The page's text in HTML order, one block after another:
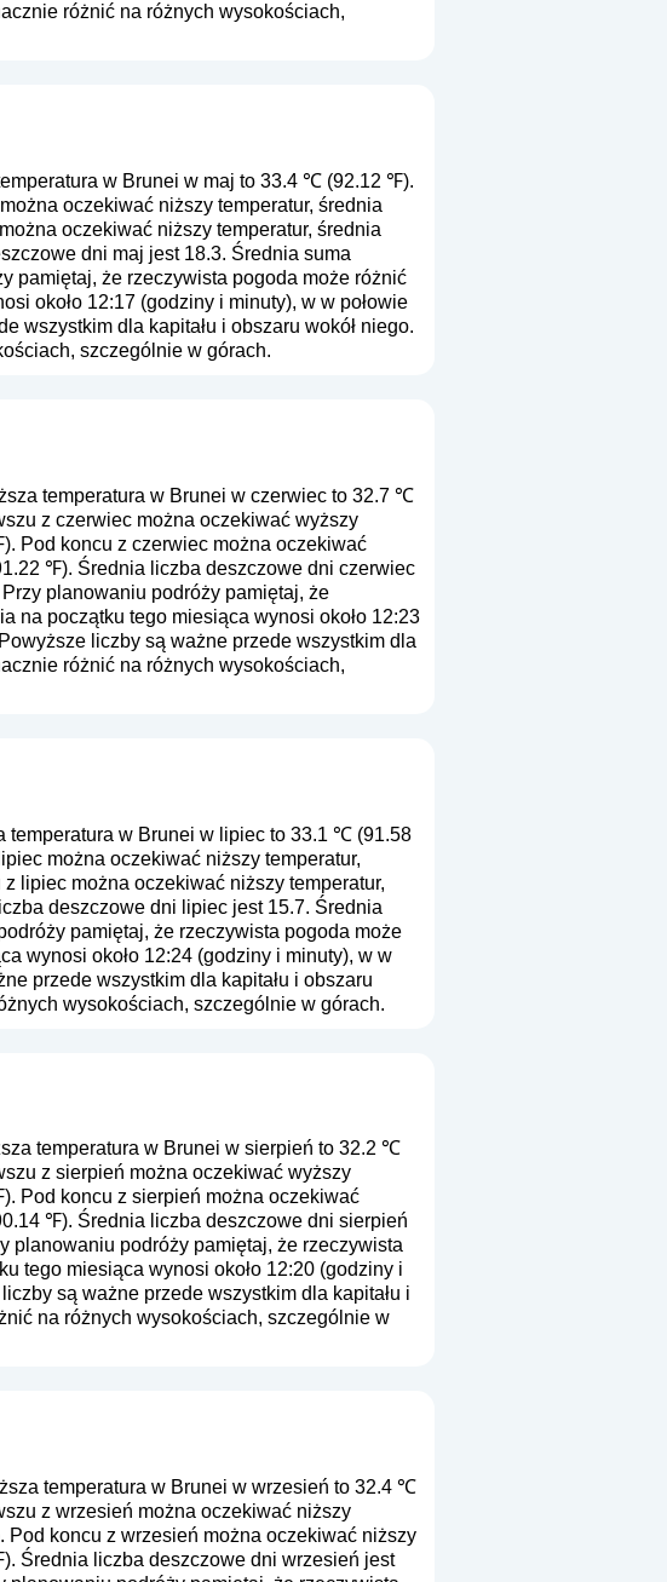
różnić na różnych wysokościach,
w Brunei w maj to 33.4 ℃ (92.12 ℉).
oczekiwać niższy temperatur, średnia
oczekiwać niższy temperatur, średnia
dni maj jest 18.3. Średnia suma
pamiętaj, że rzeczywista pogoda może różnić
około 12:17 (godziny i minuty), w w połowie
wszystkim dla kapitału i obszaru wokół niego.
szczególnie w górach.
temperatura w Brunei w czerwiec to 32.7 ℃
z czerwiec można oczekiwać wyższy
Pod koncu z czerwiec można oczekiwać
℉). Średnia liczba deszczowe dni czerwiec
Przy planowaniu podróży pamiętaj, że
na początku tego miesiąca wynosi około 12:23
liczby są ważne przede wszystkim dla
różnić na różnych wysokościach,
temperatura w Brunei w lipiec to 33.1 ℃ (91.58
można oczekiwać niższy temperatur,
lipiec można oczekiwać niższy temperatur,
deszczowe dni lipiec jest 15.7. Średnia
pamiętaj, że rzeczywista pogoda może
wynosi około 12:24 (godziny i minuty), w w
przede wszystkim dla kapitału i obszaru
wysokościach, szczególnie w górach.
temperatura w Brunei w sierpień to 32.2 ℃
z sierpień można oczekiwać wyższy
Pod koncu z sierpień można oczekiwać
℉). Średnia liczba deszczowe dni sierpień
planowaniu podróży pamiętaj, że rzeczywista
tego miesiąca wynosi około 12:20 (godziny i
są ważne przede wszystkim dla kapitału i
na różnych wysokościach, szczególnie w
temperatura w Brunei w wrzesień to 32.4 ℃
z wrzesień można oczekiwać niższy
koncu z wrzesień można oczekiwać niższy
Średnia liczba deszczowe dni wrzesień jest